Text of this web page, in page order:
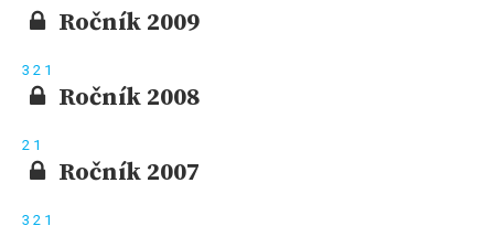
Ročník 2009
3 2 1
Ročník 2008
2 1
Ročník 2007
3 2 1